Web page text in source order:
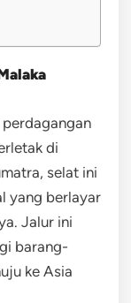
perdagangan
di
selat ini
yang berlayar
Jalur ini
barang-
ke Asia